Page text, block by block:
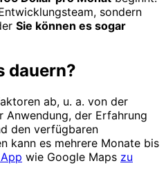
sondern
Sie können es sogar
dauern?
ab, u. a. von der
Anwendung, der Erfahrung
den verfügbaren
kann es mehrere Monate bis
wie Google Maps zu